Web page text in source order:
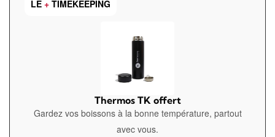
LE + TIMEKEEPING
Thermos TK offert
Gardez vos boissons à la bonne température, partout
avec vous.